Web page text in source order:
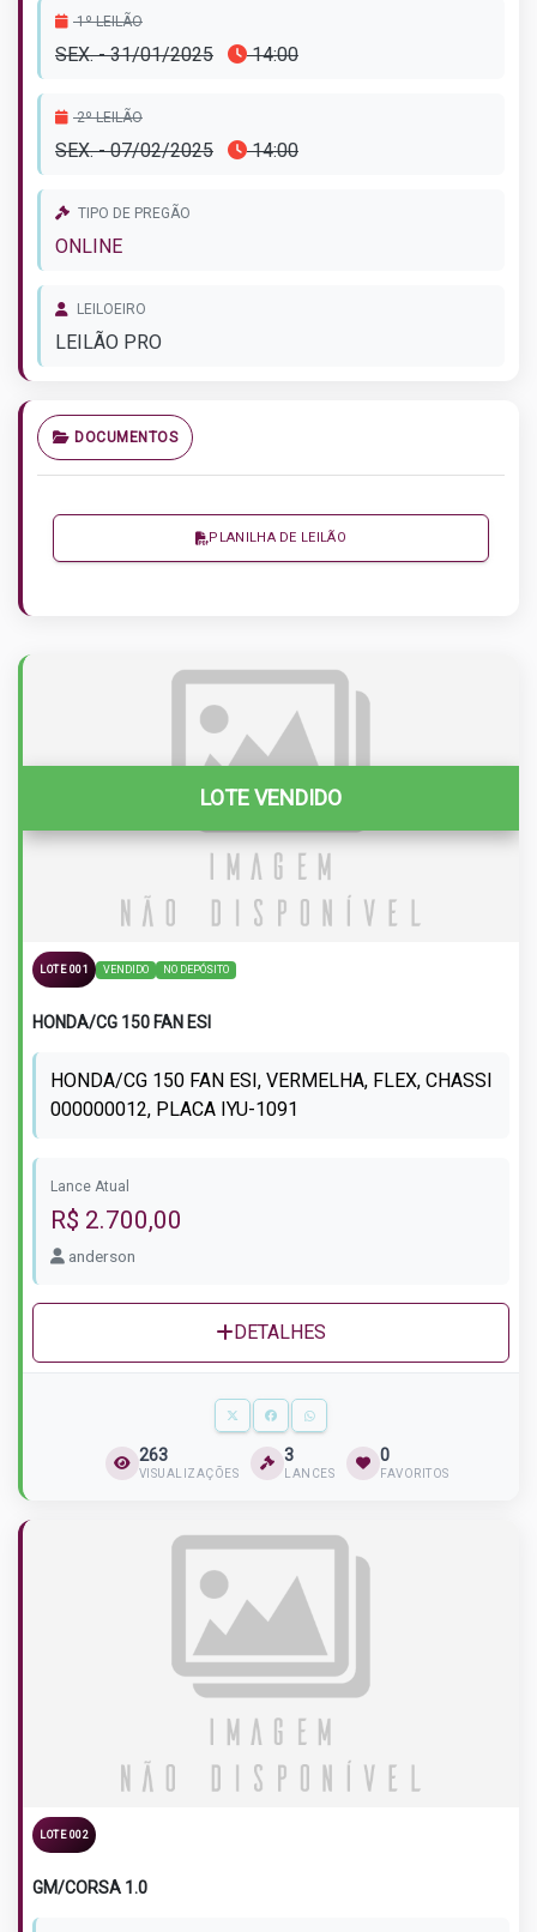
1º LEILÃO
SEX. - 31/01/2025 14:00
2º LEILÃO
SEX. - 07/02/2025 14:00
TIPO DE PREGÃO
ONLINE
LEILOEIRO
LEILÃO PRO
DOCUMENTOS
PLANILHA DE LEILÃO
LOTE VENDIDO
LOTE 001 VENDIDO NO DEPÓSITO
HONDA/CG 150 FAN ESI
HONDA/CG 150 FAN ESI, VERMELHA, FLEX, CHASSI
000000012, PLACA IYU-1091
Lance Atual
R$ 2.700,00
anderson
DETALHES
263
VISUALIZAÇÕES
3
LANCES
0
FAVORITOS
LOTE 002
GM/CORSA 1.0